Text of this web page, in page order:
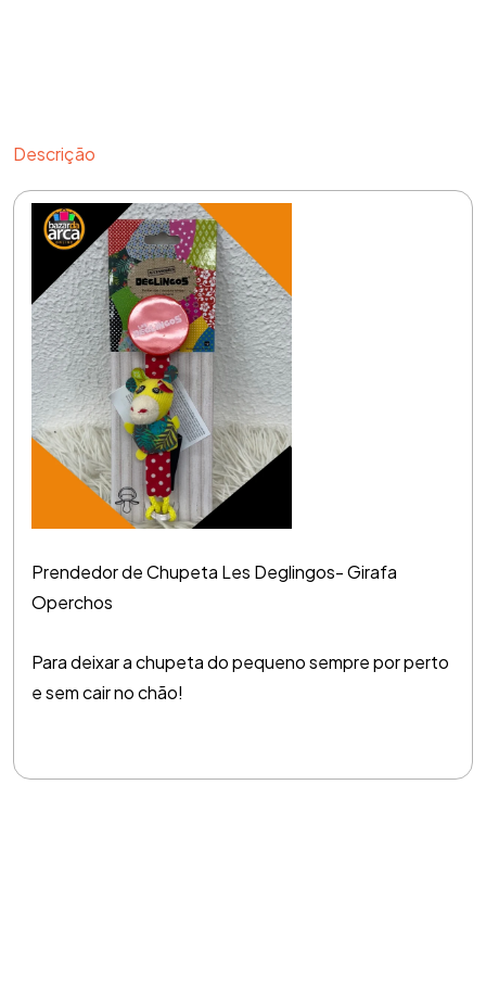
Descrição
Prendedor de Chupeta Les Deglingos- Girafa
Operchos
Para deixar a chupeta do pequeno sempre por perto
e sem cair no chão!